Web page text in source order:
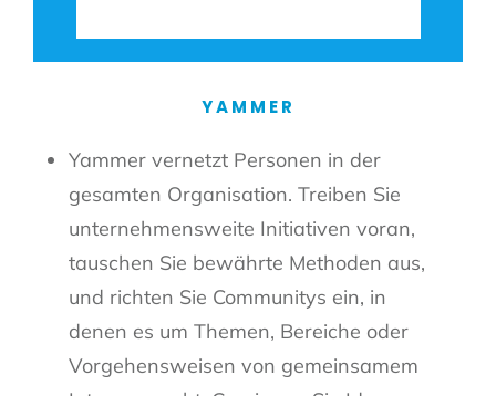
YAMMER
Yammer vernetzt Personen in der
gesamten Organisation. Treiben Sie
unternehmensweite Initiativen voran,
tauschen Sie bewährte Methoden aus,
und richten Sie Communitys ein, in
denen es um Themen, Bereiche oder
Vorgehensweisen von gemeinsamem